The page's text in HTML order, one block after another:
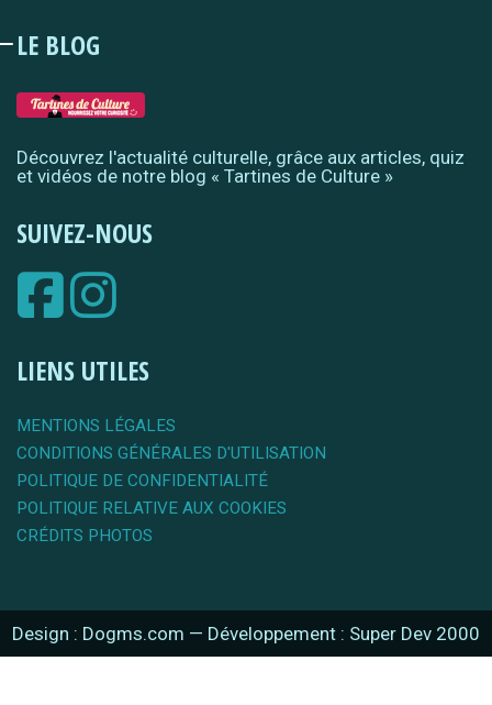
LE BLOG
Découvrez l'actualité culturelle, grâce aux articles, quiz
et vidéos de notre blog « Tartines de Culture »
SUIVEZ-NOUS
LIENS UTILES
MENTIONS LÉGALES
CONDITIONS GÉNÉRALES D'UTILISATION
POLITIQUE DE CONFIDENTIALITÉ
POLITIQUE RELATIVE AUX COOKIES
CRÉDITS PHOTOS
Design : Dogms.com — Développement : Super Dev 2000